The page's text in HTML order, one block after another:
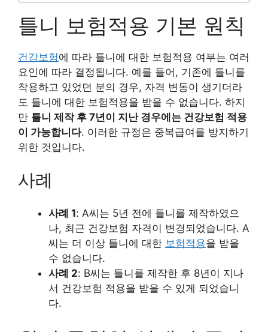
틀니 보험적용 기본 원칙
건강보험에 따라 틀니에 대한 보험적용 여부는 여러
요인에 따라 결정됩니다. 예를 들어, 기존에 틀니를
착용하고 있었던 분의 경우, 자격 변동이 생기더라
도 틀니에 대한 보험적용을 받을 수 없습니다. 하지
만 틀니 제작 후 7년이 지난 경우에는 건강보험 적용
이 가능합니다. 이러한 규정은 중복급여를 방지하기
위한 것입니다.
사례
사례 1: A씨는 5년 전에 틀니를 제작하였으
나, 최근 건강보험 자격이 변경되었습니다. A
씨는 더 이상 틀니에 대한 보험적용을 받을
수 없습니다.
사례 2: B씨는 틀니를 제작한 후 8년이 지나
서 건강보험 적용을 받을 수 있게 되었습니
다.